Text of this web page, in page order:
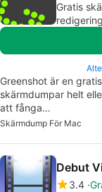
Gratis
Greenshot är en
skärmdumpar helt
att fånga…
Skärmdump För Mac
Debut
3.4